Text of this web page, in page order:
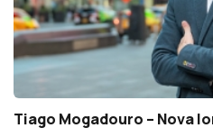
Tiago Mogadouro – Nova